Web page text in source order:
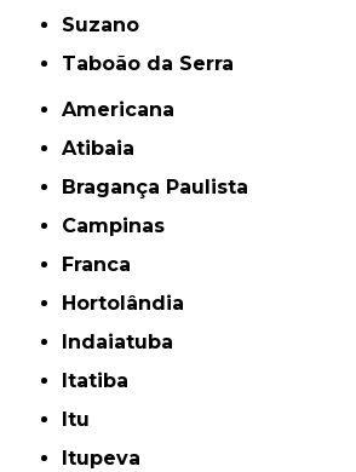
Suzano
Taboão da Serra
Americana
Atibaia
Bragança Paulista
Campinas
Franca
Hortolândia
Indaiatuba
Itatiba
Itu
Itupeva